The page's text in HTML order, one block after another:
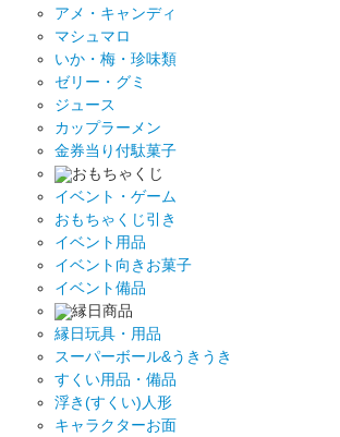
アメ・キャンディ
マシュマロ
いか・梅・珍味類
ゼリー・グミ
ジュース
カップラーメン
金券当り付駄菓子
おもちゃくじ
イベント・ゲーム
おもちゃくじ引き
イベント用品
イベント向きお菓子
イベント備品
縁日商品
縁日玩具・用品
スーパーボール&うきうき
すくい用品・備品
浮き(すくい)人形
キャラクターお面